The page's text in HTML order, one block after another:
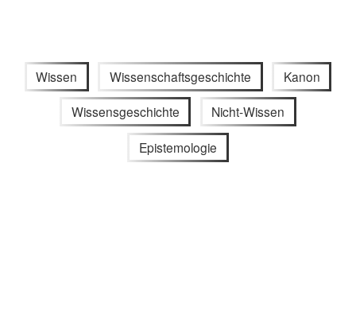
Wissen Wissenschaftsgeschichte Kanon
Wissensgeschichte Nicht-Wissen
Epistemologie